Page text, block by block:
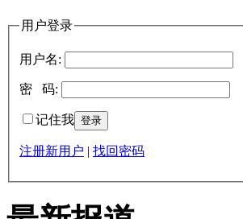
用户登录
用户名:
密 码:
记住我
注册新用户 找回密码